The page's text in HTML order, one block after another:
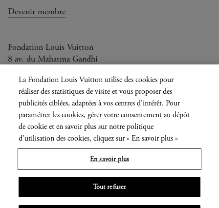
Devenir membre
Fondation Louis Vuitton
8 av. du Mahatma Gandhi
Ouvert aujourd'hui de 10h à 20h
Langue
actuelle
| EN
Presse
Privatisation
La Fondation Louis Vuitton utilise des cookies pour
réaliser des statistiques de visite et vous proposer des
publicités ciblées, adaptées à vos centres d’intérêt. Pour
paramétrer les cookies, gérer votre consentement au dépôt
de cookie et en savoir plus sur notre politique
d’utilisation des cookies, cliquez sur « En savoir plus »
En savoir plus
Tout refuser